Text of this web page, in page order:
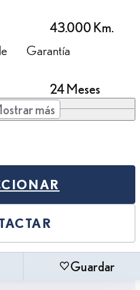
43.000 Km.
Garantía
24 Meses
más
Guardar